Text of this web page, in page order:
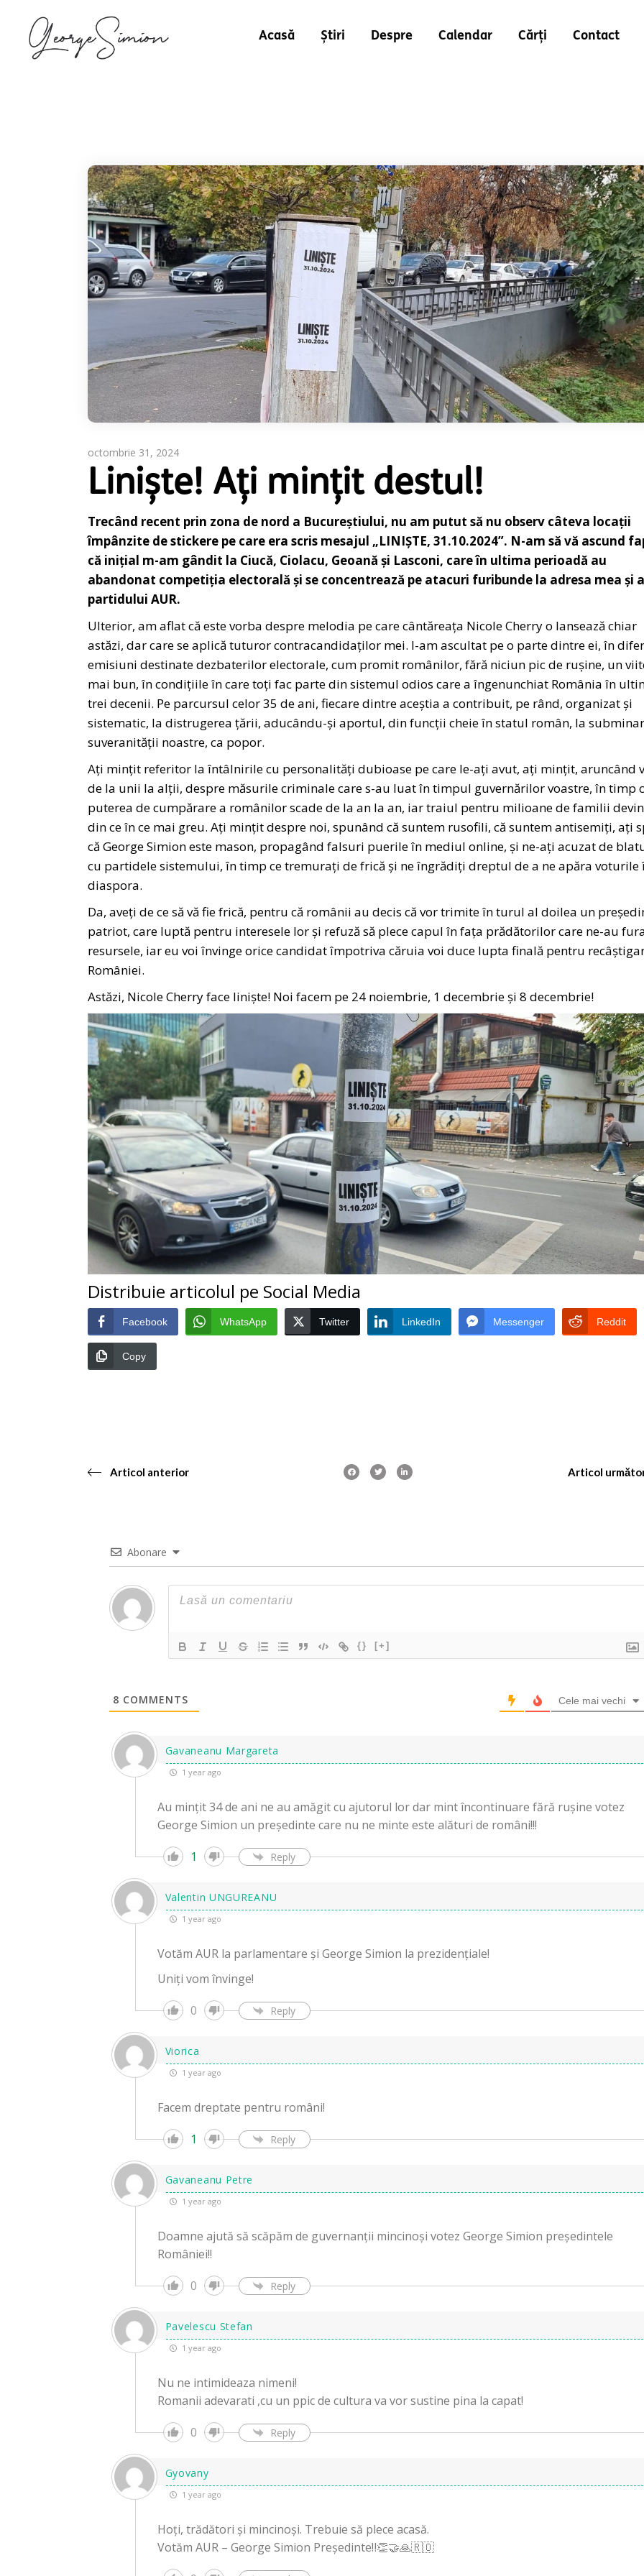
Acasă Știri Despre Calendar Cărți Contact
octombrie 31, 2024
Liniște! Ați mințit destul!
Trecând recent prin zona de nord a Bucureștiului, nu am putut să nu observ câteva locații
împânzite de stickere pe care era scris mesajul „LINIȘTE, 31.10.2024”. N-am să vă ascund
că inițial m-am gândit la Ciucă, Ciolacu, Geoană și Lasconi, care în ultima perioadă au
abandonat competiția electorală și se concentrează pe atacuri furibunde la adresa mea și a
partidului AUR.
Ulterior, am aflat că este vorba despre melodia pe care cântăreața Nicole Cherry o lansează chiar
astăzi, dar care se aplică tuturor contracandidaților mei. I-am ascultat pe o parte dintre ei, în
emisiuni destinate dezbaterilor electorale, cum promit românilor, fără niciun pic de rușine, un
mai bun, în condițiile în care toți fac parte din sistemul odios care a îngenunchiat România în
trei decenii. Pe parcursul celor 35 de ani, fiecare dintre aceștia a contribuit, pe rând, organizat și
sistematic, la distrugerea țării, aducându-și aportul, din funcții cheie în statul român, la
suveranității noastre, ca popor.
Ați mințit referitor la întâlnirile cu personalități dubioase pe care le-ați avut, ați mințit, aruncând
de la unii la alții, despre măsurile criminale care s-au luat în timpul guvernărilor voastre, în timp
puterea de cumpărare a românilor scade de la an la an, iar traiul pentru milioane de familii
din ce în ce mai greu. Ați mințit despre noi, spunând că suntem rusofili, că suntem antisemiți, ați
că George Simion este mason, propagând falsuri puerile în mediul online, și ne-ați acuzat de
cu partidele sistemului, în timp ce tremurați de frică și ne îngrădiți dreptul de a ne apăra voturile
diaspora.
Da, aveți de ce să vă fie frică, pentru că românii au decis că vor trimite în turul al doilea un
patriot, care luptă pentru interesele lor și refuză să plece capul în fața prădătorilor care ne-au
resursele, iar eu voi învinge orice candidat împotriva căruia voi duce lupta finală pentru
României.
Astăzi, Nicole Cherry face liniște! Noi facem pe 24 noiembrie, 1 decembrie și 8 decembrie!
Distribuie articolul pe Social Media
Facebook WhatsApp Twitter LinkedIn Messenger Reddit
Copy
Articol anterior Articol
Abonare
{} [+]
8 COMMENTS Cele mai vechi
Gavaneanu Margareta
1 year ago
Au mințit 34 de ani ne au amăgit cu ajutorul lor dar mint încontinuare fără rușine votez
George Simion un președinte care nu ne minte este alături de români!!!
1
Reply
Valentin UNGUREANU
1 year ago
Votăm AUR la parlamentare și George Simion la prezidențiale!
Uniți vom învinge!
0
Reply
Viorica
1 year ago
Facem dreptate pentru români!
1
Reply
Gavaneanu Petre
1 year ago
Doamne ajută să scăpăm de guvernanții mincinoși votez George Simion președintele
României!!
0
Reply
Pavelescu Stefan
1 year ago
Nu ne intimideaza nimeni!
Romanii adevarati ,cu un ppic de cultura va vor sustine pina la capat!
0
Reply
Gyovany
1 year ago
Hoți, trădători și mincinoși. Trebuie să plece acasă.
Votăm AUR – George Simion Președinte‼️👏🤝🙏🇷🇴